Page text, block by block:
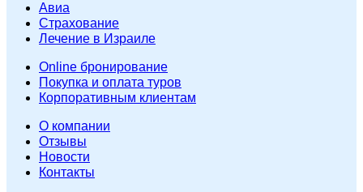
Авиа
Страхование
Лечение в Израиле
Online бронирование
Покупка и оплата туров
Корпоративным клиентам
O компании
Отзывы
Новости
Контакты